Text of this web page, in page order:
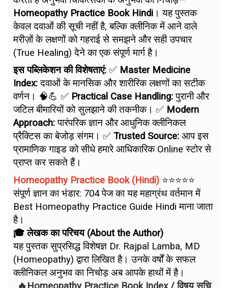
Homeopathy Practice Book Hindi । यह पुस्तक
केवल दवाओं की सूची नहीं है, बल्कि क्लीनिक में आने वाले
मरीज़ों के लक्षणों को गहराई से समझने और सही उपचार
(True Healing) देने का एक संपूर्ण मार्ग है।
इस पब्लिकेशन की विशेषताएं: ✅ Master Medicine
Index:दवाओं के मानसिक और शारीरिक लक्षणों का सटीक
वर्णन। 🧠💪 ✅ Practical Case Handling:पुरानी और
जटिल बीमारियों को सुलझाने की तकनीक। ✅ Modern
Approach:पारंपरिक ज्ञान और आधुनिक क्लीनिकल
प्रैक्टिस का बेजोड़ संगम। ✅ Trusted Source: आप इस
प्रामाणिक गाइड को सीधे हमारे आधिकारिक Online स्टोर से
प्राप्त कर सकते हैं।
Homeopathy Practice Book (Hindi) ⭐⭐⭐⭐⭐
संपूर्ण ज्ञान का भंडार: 704 पेज का यह महाग्रंथ वर्तमान में
Best Homeopathy Practice Guide Hindi माना जाता
है।
🎓 लेखक का परिचय (About the Author)
यह पुस्तक सुप्रसिद्ध विशेषज्ञ Dr. Rajpal Lamba, MD
(Homeopathy) द्वारा लिखित है। उनके वर्षों के सफल
क्लीनिकल अनुभव का निचोड़ अब आपके हाथों में है।
🔥Homeopathy Practice Book Index / विषय सूचि